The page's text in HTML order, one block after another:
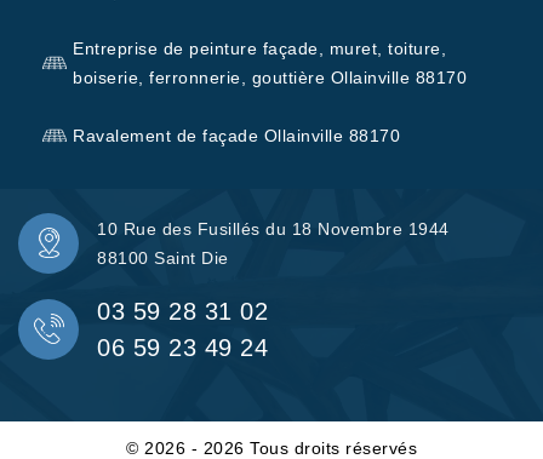
Entreprise de peinture façade, muret, toiture,
boiserie, ferronnerie, gouttière Ollainville 88170
Ravalement de façade Ollainville 88170
10 Rue des Fusillés du 18 Novembre 1944
88100 Saint Die
03 59 28 31 02
06 59 23 49 24
© 2026 - 2026 Tous droits réservés